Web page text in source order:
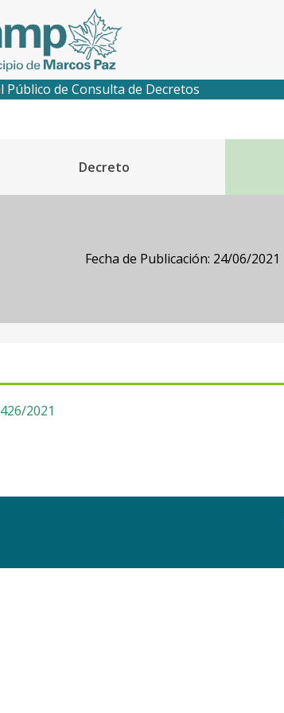
Público de Consulta de Decretos
Decreto
Fecha de Publicación: 24/06/2021
2021